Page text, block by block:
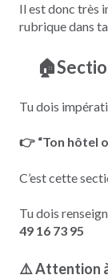
Il est donc très
rubrique dans
Tu dois
👉 “Ton hôtel
C’est cette
Tu dois
49 16 73 95
⚠️ Attention